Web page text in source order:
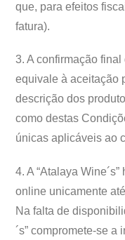
que, para efeitos
fatura).
3. A confirmação
equivale à aceitação
descrição dos
como destas
únicas aplicáveis ao
4. A “Atalaya
online unicamente
Na falta de
´s” compromete-se